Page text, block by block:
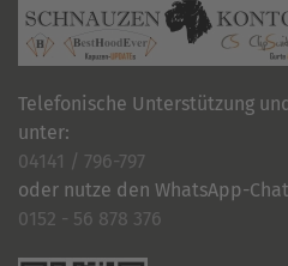
Telefonische Unterstützung
unter:
04141 / 796-797
oder nutze den WhatsApp-
0152 - 56 878 376